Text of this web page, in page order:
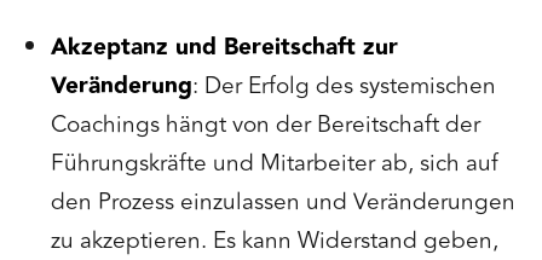
Akzeptanz und Bereitschaft zur
Veränderung: Der Erfolg des systemischen
Coachings hängt von der Bereitschaft der
Führungskräfte und Mitarbeiter ab, sich auf
den Prozess einzulassen und Veränderungen
zu akzeptieren. Es kann Widerstand geben,